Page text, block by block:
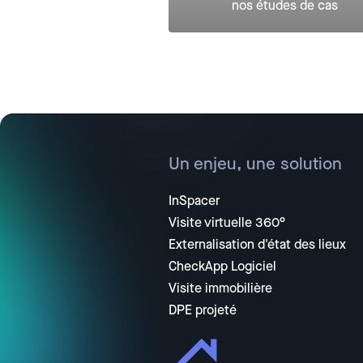
nos études de cas
Un enjeu, une solution
InSpacer
Visite virtuelle 360°
Externalisation d'état des lieux
CheckApp Logiciel
Visite immobilière
DPE projeté